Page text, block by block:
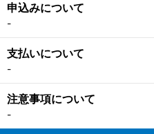
申込みについて
-
支払いについて
-
注意事項について
-